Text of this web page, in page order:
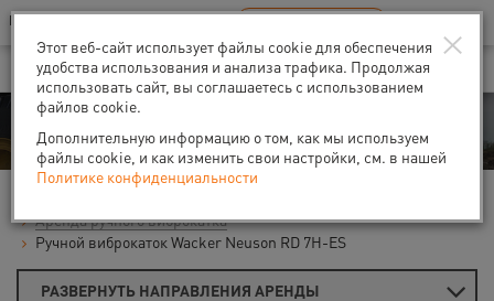
Ваш город:Архангельск
В Вашем регионе нет наших офисов RU EN
Аренда
Аренда ручного виброкатка
Ручной виброкаток Wacker Neuson RD 7H-ES
РАЗВЕРНУТЬ НАПРАВЛЕНИЯ АРЕНДЫ
×
Этот веб-сайт использует файлы cookie для обеспечения
удобства использования и анализа трафика. Продолжая
использовать сайт, вы соглашаетесь с использованием
файлов cookie.
Дополнительную информацию о том, как мы используем
файлы cookie, и как изменить свои настройки, см. в нашей
Политике конфиденциальности